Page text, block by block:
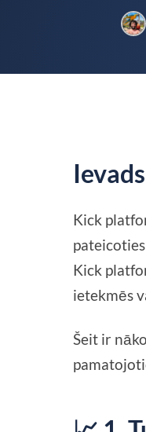
Ievads
Kick
Kick
ietekmēs
Šeit ir